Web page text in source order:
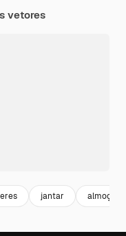
vetores
jantar almoço